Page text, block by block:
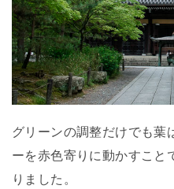
グリーンの調整だけでも葉
ーを赤色寄りに動かすこと
りました。